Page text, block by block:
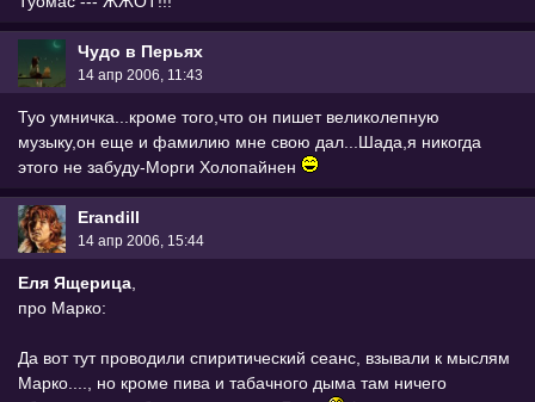
Чудо в Перьях
14 апр 2006, 11:43
Туо умничка...кроме того,что он пишет великолепную
музыку,он еще и фамилию мне свою дал...Шада,я никогда
этого не забуду-Морги Холопайнен
Erandill
14 апр 2006, 15:44
Еля Ящерица
про Марко:
Да вот тут проводили спиритический сеанс, взывали к мыслям
Марко...., но кроме пива и табачного дыма там ничего